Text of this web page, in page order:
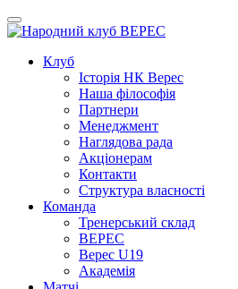
Клуб
Iсторiя НК Верес
Наша фiлософiя
Партнери
Менеджмент
Наглядова рада
Акціонерам
Контакти
Структура власності
Команда
Тренерський склад
ВЕРЕС
Верес U19
Академія